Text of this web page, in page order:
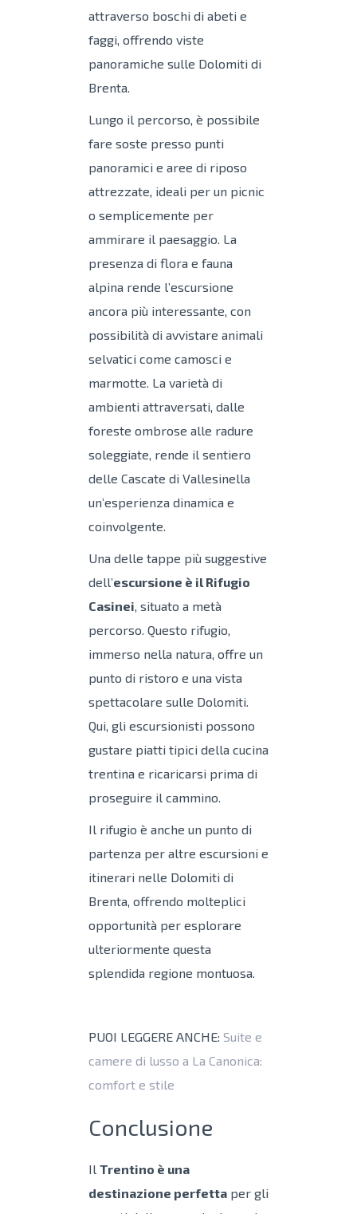
attraverso boschi di abeti e
faggi, offrendo viste
panoramiche sulle Dolomiti di
Brenta.
Lungo il percorso, è possibile
fare soste presso punti
panoramici e aree di riposo
attrezzate, ideali per un picnic
o semplicemente per
ammirare il paesaggio. La
presenza di flora e fauna
alpina rende l’escursione
ancora più interessante, con
possibilità di avvistare animali
selvatici come camosci e
marmotte. La varietà di
ambienti attraversati, dalle
foreste ombrose alle radure
soleggiate, rende il sentiero
delle Cascate di Vallesinella
un’esperienza dinamica e
coinvolgente.
Una delle tappe più suggestive
dell’escursione è il Rifugio
Casinei, situato a metà
percorso. Questo rifugio,
immerso nella natura, offre un
punto di ristoro e una vista
spettacolare sulle Dolomiti.
Qui, gli escursionisti possono
gustare piatti tipici della cucina
trentina e ricaricarsi prima di
proseguire il cammino.
Il rifugio è anche un punto di
partenza per altre escursioni e
itinerari nelle Dolomiti di
Brenta, offrendo molteplici
opportunità per esplorare
ulteriormente questa
splendida regione montuosa.
PUOI LEGGERE ANCHE: Suite e
camere di lusso a La Canonica:
comfort e stile
Conclusione
Il Trentino è una
destinazione perfetta per gli